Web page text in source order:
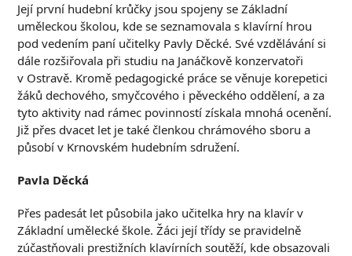
Její první hudební krůčky jsou spojeny se Základní
uměleckou školou, kde se seznamovala s klavírní hrou
pod vedením paní učitelky Pavly Děcké. Své vzdělávání si
dále rozšiřovala při studiu na Janáčkově konzervatoři
v Ostravě. Kromě pedagogické práce se věnuje korepetici
žáků dechového, smyčcového i pěveckého oddělení, a za
tyto aktivity nad rámec povinností získala mnohá ocenění.
Již přes dvacet let je také členkou chrámového sboru a
působí v Krnovském hudebním sdružení.
Pavla Děcká
Přes padesát let působila jako učitelka hry na klavír v
Základní umělecké škole. Žáci její třídy se pravidelně
zúčastňovali prestižních klavírních soutěží, kde obsazovali